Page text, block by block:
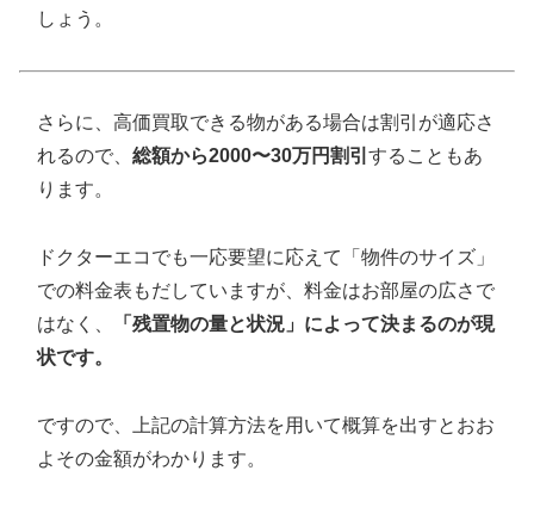
しょう。
さらに、高価買取できる物がある場合は割引が適応さ
れるので、 総額から2000〜30万円割引 することもあ
ります。
ドクターエコでも一応要望に応えて「物件のサイズ」
での料金表もだしていますが、料金はお部屋の広さで
はなく、
「残置物の量と状況」によって決まるのが現
状です。
ですので、上記の計算方法を用いて概算を出すとおお
よその金額がわかります。